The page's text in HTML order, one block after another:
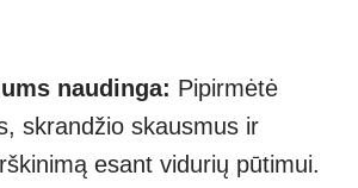
naudinga: Pipirmėtė
skrandžio skausmus ir
esant vidurių pūtimui.